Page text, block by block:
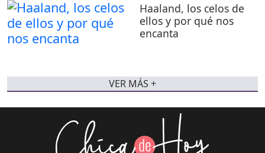
Haaland, los celos de
ellos y por qué nos
encanta
VER MÁS +